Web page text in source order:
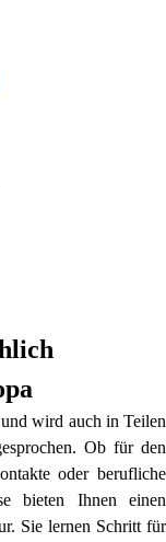
wird auch in Teilen
Ob für den
oder berufliche
bieten Ihnen einen
Sie lernen Schritt für